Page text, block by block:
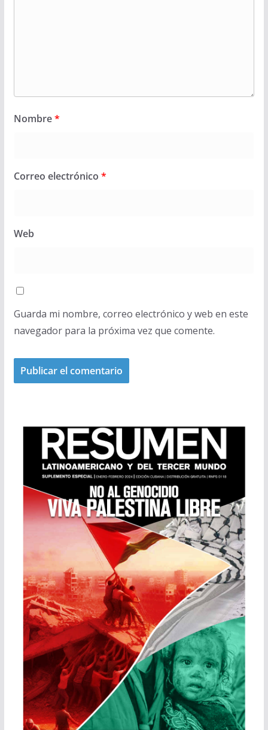
Nombre*
Correo electrónico *
Web
Guarda mi nombre, correo electrónico y web en este
navegador para la próxima vez que comente.